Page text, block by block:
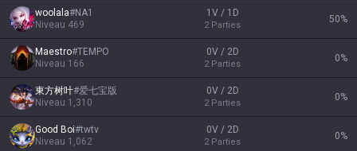
woolala#NA1
Niveau 469
1V / 1D
2 Parties
50%
Maestro#TEMPO
Niveau 166
0V / 2D
2 Parties
0%
東方树叶#爱七宝版
Niveau 1,310
0V / 2D
2 Parties
0%
Good Boi#twtv
Niveau 1,062
0V / 2D
2 Parties
0%